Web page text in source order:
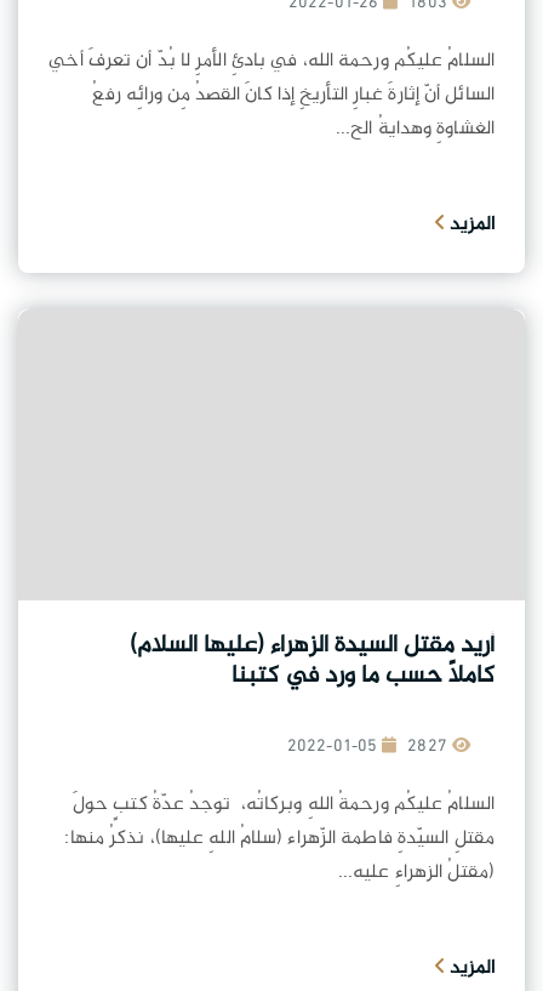
السلامُ عليكُم ورحمة الله، في بادئِ الأمرِ لا بُدّ أن تعرفَ أخي
السائل أنّ إثارةَ غبارِ التأريخِ إذا كانَ القصدُ مِن ورائِه رفعُ
الغشاوةِ وهدايةُ الح...
المزيد
أريد مقتل السيدة الزهراء (عليها السلام)
كاملاً حسب ما ورد في كتبنا
2022-01-05
السلامُ عليكُم ورحمةُ اللهِ وبركاتُه، توجدُ عدّةُ كتبٍ حولَ
مقتلِ السيّدةِ فاطمة الزّهراء (سلامُ اللهِ عليها)، نذكرُ منها:
(مقتلُ الزهراءِ عليه...
المزيد